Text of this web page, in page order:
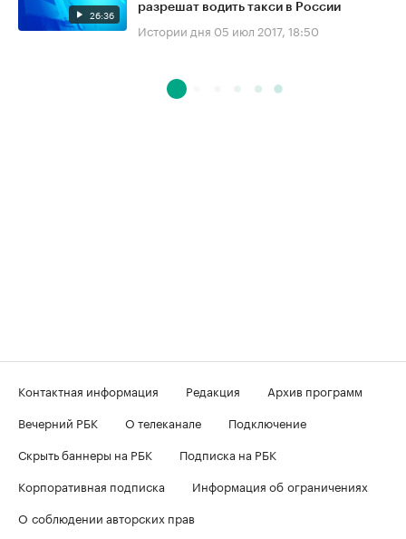
26:36
разрешат водить такси в России
Истории дня 05 июл 2017, 18:50
Контактная информация Редакция
Архив программ
Вечерний РБК
О телеканале
Подключение
Скрыть баннеры на РБК
Подписка на РБК
Корпоративная подписка
Информация об ограничениях
О соблюдении авторских прав